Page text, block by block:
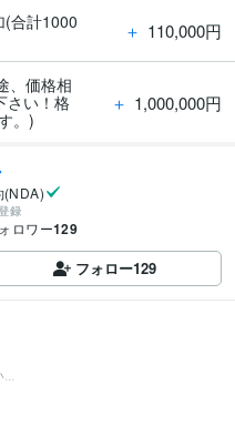
(合計1000
＋ 110,000円
、価格相
さい！格
。)
＋ 1,000,000円
(NDA)
録
ロワー129
フォロー129